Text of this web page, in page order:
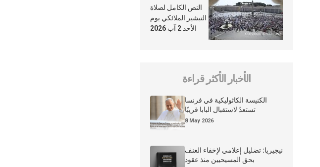
بنا لا تغيب عنّا
أبدًا
النص الكامل لصلاة
التبشير الملائكي يوم
الأحد 2 آب 2026
الأخبار الأكثر قراءة
الكنيسة الكاثوليكية في فرنسا
تستعدّ لاستقبال البابا قريبًا
8 May 2026
نيجيريا: تضليل إعلامي لإخفاء العنف
بحق المسيحيين منذ عقود